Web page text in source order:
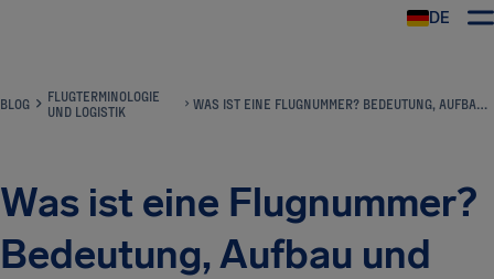
DE
BLOG
FLUGTERMINOLOGIE
UND LOGISTIK
WAS IST EINE FLUGNUMMER? BEDEUTUNG, AUFBAU UND WICHTIGE BEGRIFFE
Was ist eine Flugnummer?
Bedeutung, Aufbau und